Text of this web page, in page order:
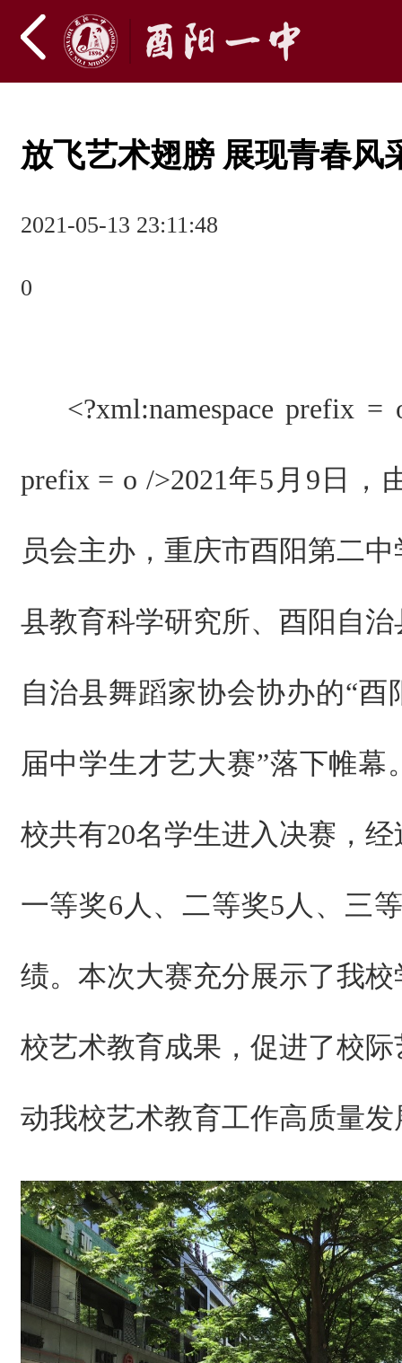
放飞艺术翅膀 展现青春风
2021-05-13 23:11:48
0
<?xml:namespace prefix =
prefix = o />2021年5月9日，
员会主办，重庆市酉阳第二
县教育科学研究所、酉阳自
自治县舞蹈家协会协办的“酉
届中学生才艺大赛”落下帷幕
校共有20名学生进入决赛，
一等奖6人、二等奖5人、三
绩。本次大赛充分展示了我
校艺术教育成果，促进了校
动我校艺术教育工作高质量